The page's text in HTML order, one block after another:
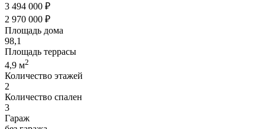
3 494 000 ₽
2 970 000 ₽
Площадь дома
98,1
Площадь террасы
4,9 м2
Количество этажей
2
Количество спален
3
Гараж